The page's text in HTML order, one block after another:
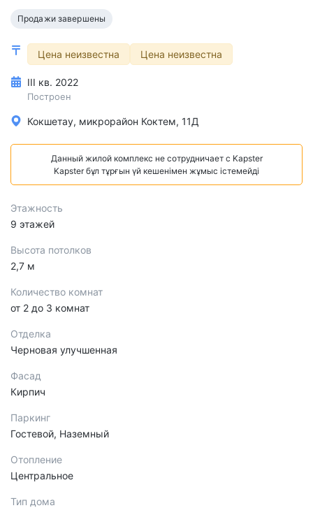
Продажи завершены
Цена неизвестна Цена неизвестна
III кв. 2022
Построен
Кокшетау, микрорайон Коктем, 11Д
Данный жилой комплекс не сотрудничает с Kapster
Kapster бұл тұрғын үй кешенімен жұмыс істемейді
Этажность
9 этажей
Высота потолков
2,7 м
Количество комнат
от 2 до 3 комнат
Отделка
Черновая улучшенная
Фасад
Кирпич
Паркинг
Гостевой, Наземный
Отопление
Центральное
Тип дома